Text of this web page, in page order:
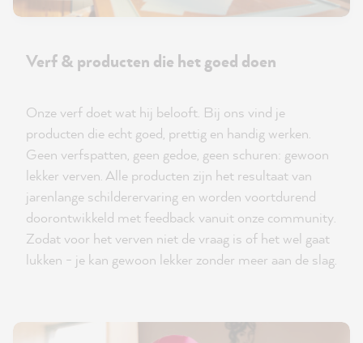
Verf & producten die het goed doen
Onze verf doet wat hij belooft. Bij ons vind je
producten die echt goed, prettig en handig werken.
Geen verfspatten, geen gedoe, geen schuren: gewoon
lekker verven. Alle producten zijn het resultaat van
jarenlange schilderervaring en worden voortdurend
doorontwikkeld met feedback vanuit onze community.
Zodat voor het verven niet de vraag is of het wel gaat
lukken - je kan gewoon lekker zonder meer aan de slag.